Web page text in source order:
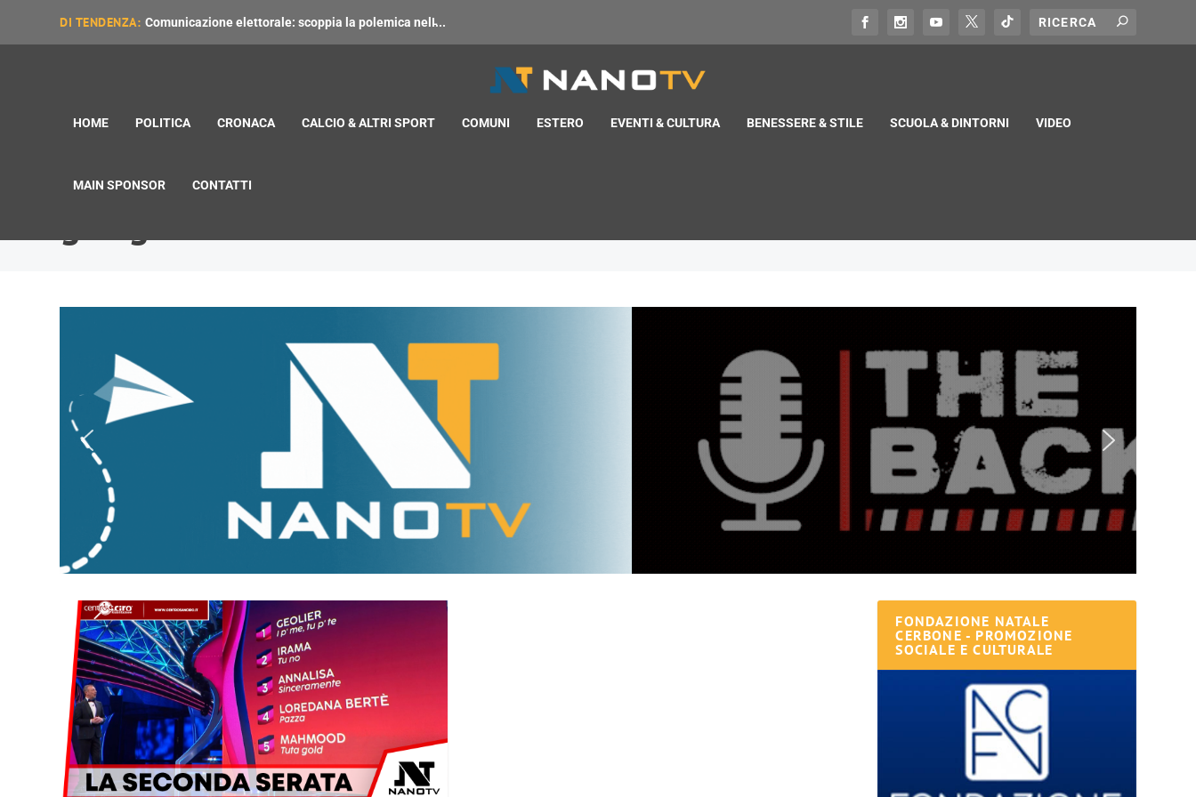
DI TENDENZA: Comunicazione elettorale: scoppia la polemica nell̵...
HOME POLITICA CRONACA CALCIO & ALTRI SPORT COMUNI ESTERO EVENTI & CULTURA BENESSERE & STILE SCUOLA & DINTORNI VIDEO
MAIN SPONSOR CONTATTI
FONDAZIONE NATALE
CERBONE - PROMOZIONE
SOCIALE E CULTURALE